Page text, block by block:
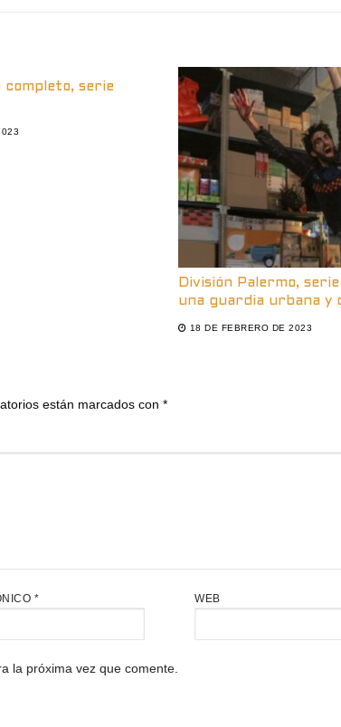
completo, serie
División Palermo,
una guardia urbana y
18 DE FEBRERO DE 2023
están marcados con *
* WEB
la próxima vez que comente.